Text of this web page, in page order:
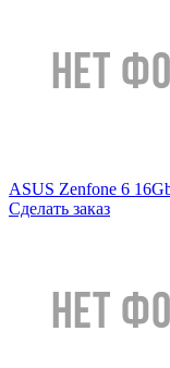
ASUS Zenfone 6
Сделать заказ